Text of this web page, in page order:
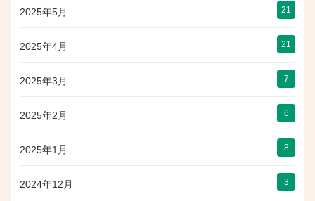
2025年5月 21
2025年4月 21
2025年3月 7
2025年2月 6
2025年1月 8
2024年12月 3